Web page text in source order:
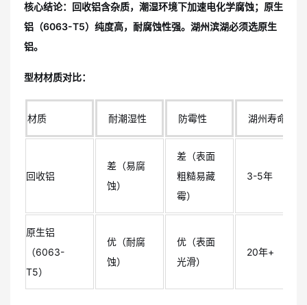
核心结论：回收铝含杂质，潮湿环境下加速电化学腐蚀；原生
铝（6063-T5）纯度高，耐腐蚀性强。湖州滨湖必须选原生
铝。
型材材质对比：
材质 耐潮湿性 防霉性 湖州寿命
回收铝
差（易腐
蚀）
差（表面
粗糙易藏
霉）
3-5年
原生铝
（6063-
T5）
优（耐腐
蚀）
优（表面
光滑）
20年+